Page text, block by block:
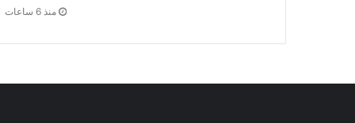
منذ 6 ساعات